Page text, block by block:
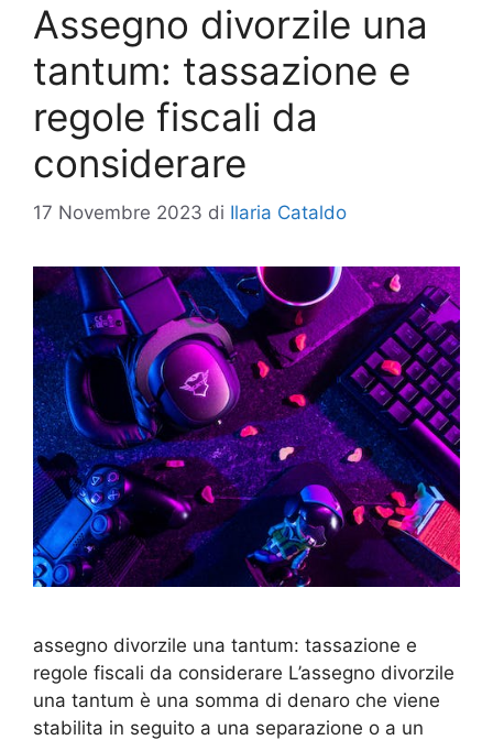
Assegno divorzile una
tantum: tassazione e
regole fiscali da
considerare
17 Novembre 2023 di Ilaria Cataldo
assegno divorzile una tantum: tassazione e
regole fiscali da considerare L’assegno divorzile
una tantum è una somma di denaro che viene
stabilita in seguito a una separazione o a un